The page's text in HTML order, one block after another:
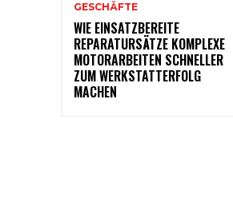
GESCHÄFTE
WIE EINSATZBEREITE
REPARATURSÄTZE KOMPLEXE
MOTORARBEITEN SCHNELLER
ZUM WERKSTATTERFOLG
MACHEN